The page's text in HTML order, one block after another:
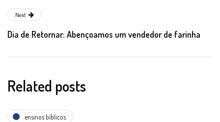
Next
Dia de Retornar: Abençoamos um vendedor de farinha
Related posts
ensinos bíblicos